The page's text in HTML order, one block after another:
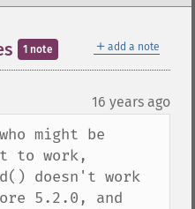
＋ add a note
1 note
16 years ago
might be
to work,
doesn't work
5.2.0, and